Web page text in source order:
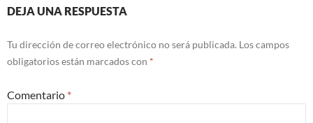
DEJA UNA RESPUESTA
Tu dirección de correo electrónico no será publicada. Los campos
obligatorios están marcados con *
Comentario *